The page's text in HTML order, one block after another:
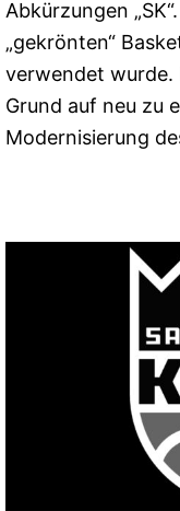
Abkürzungen
„gekrönten“
verwendet wurde.
Grund auf neu zu
Modernisierung